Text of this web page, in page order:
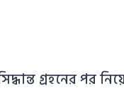
গ্রহনের পর